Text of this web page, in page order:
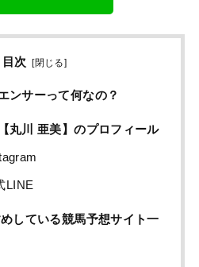
目次 [閉じる]
ンサーって何なの？
丸川 亜美】のプロフィール
LINE
している競馬予想サイト一